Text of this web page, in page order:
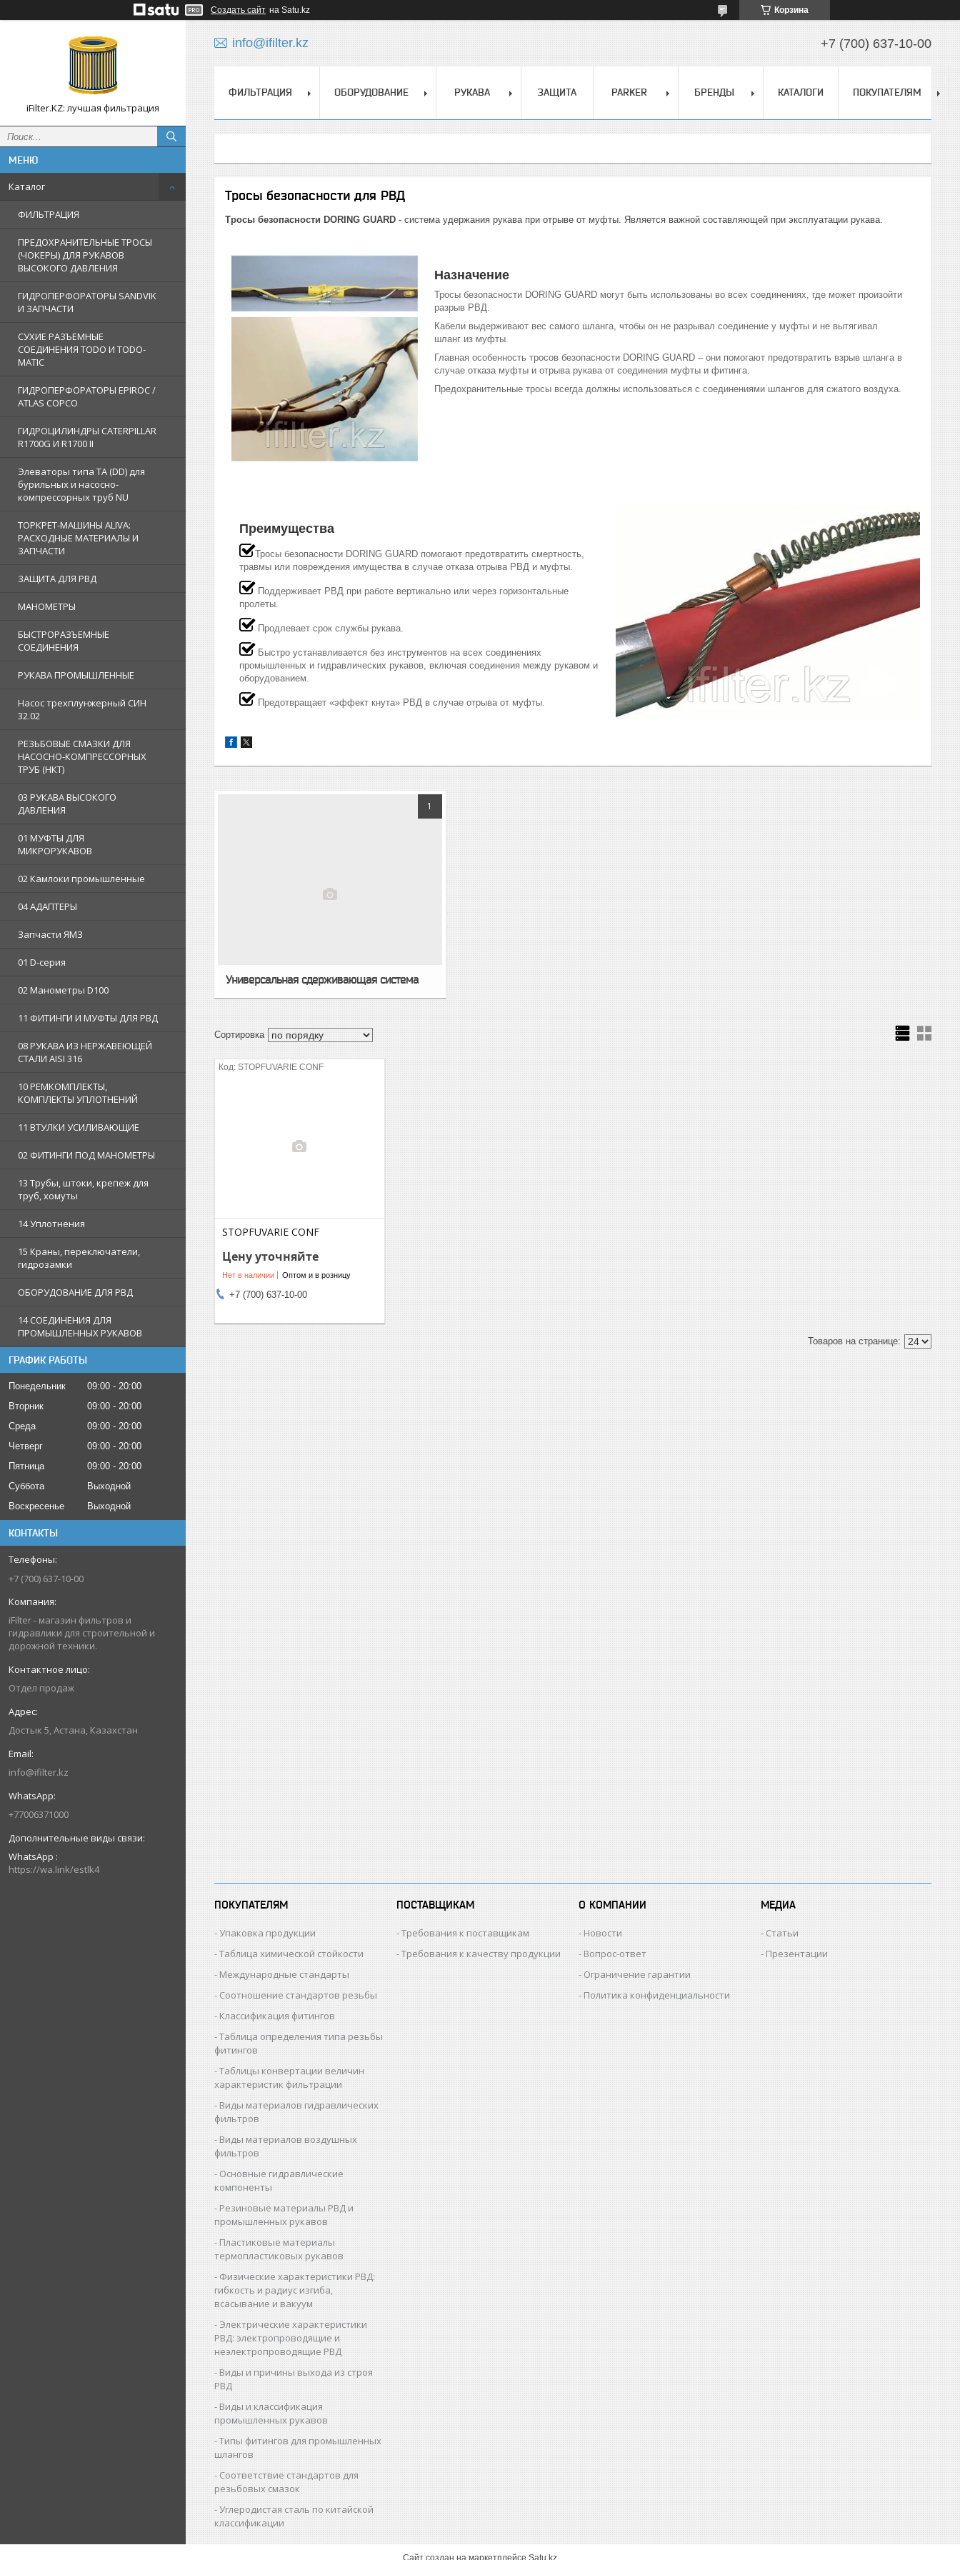
Создать сайт на Satu.kz Корзина
iFilter.KZ: лучшая фильтрация
Каталог
ФИЛЬТРАЦИЯ
ПРЕДОХРАНИТЕЛЬНЫЕ ТРОСЫ
(ЧОКЕРЫ) ДЛЯ РУКАВОВ
ВЫСОКОГО ДАВЛЕНИЯ
ГИДРОПЕРФОРАТОРЫ SANDVIK
И ЗАПЧАСТИ
СУХИЕ РАЗЪЕМНЫЕ
СОЕДИНЕНИЯ TODO И TODO-
MATIC
ГИДРОПЕРФОРАТОРЫ EPIROC /
ATLAS COPCO
ГИДРОЦИЛИНДРЫ CATERPILLAR
R1700G И R1700 II
Элеваторы типа TA (DD) для
бурильных и насосно-
компрессорных труб NU
ТОРКРЕТ-МАШИНЫ ALIVA:
РАСХОДНЫЕ МАТЕРИАЛЫ И
ЗАПЧАСТИ
ЗАЩИТА ДЛЯ РВД
МАНОМЕТРЫ
БЫСТРОРАЗЪЕМНЫЕ
СОЕДИНЕНИЯ
РУКАВА ПРОМЫШЛЕННЫЕ
Насос трехплунжерный СИН
32.02
РЕЗЬБОВЫЕ СМАЗКИ ДЛЯ
НАСОСНО-КОМПРЕССОРНЫХ
ТРУБ (НКТ)
03 РУКАВА ВЫСОКОГО
ДАВЛЕНИЯ
01 МУФТЫ ДЛЯ
МИКРОРУКАВОВ
02 Камлоки промышленные
04 АДАПТЕРЫ
Запчасти ЯМЗ
01 D-серия
02 Манометры D100
11 ФИТИНГИ И МУФТЫ ДЛЯ РВД
08 РУКАВА ИЗ НЕРЖАВЕЮЩЕЙ
СТАЛИ AISI 316
10 РЕМКОМПЛЕКТЫ,
КОМПЛЕКТЫ УПЛОТНЕНИЙ
11 ВТУЛКИ УСИЛИВАЮЩИЕ
02 ФИТИНГИ ПОД МАНОМЕТРЫ
13 Трубы, штоки, крепеж для
труб, хомуты
14 Уплотнения
15 Краны, переключатели,
гидрозамки
ОБОРУДОВАНИЕ ДЛЯ РВД
14 СОЕДИНЕНИЯ ДЛЯ
ПРОМЫШЛЕННЫХ РУКАВОВ
ГРАФИК РАБОТЫ
Понедельник 09:00
20:00
Вторник
09:00
20:00
Среда
09:00
20:00
Четверг
09:00
20:00
Пятница
09:00
20:00
Суббота
Выходной
Воскресенье
Выходной
КОНТАКТЫ
+7 (700) 637-10-00
iFilter - магазин фильтров и
гидравлики для строительной и
дорожной техники.
Отдел продаж
Достык 5, Астана, Казахстан
info@ifilter.kz
+77006371000
WhatsApp
https://wa.link/estlk4
info@ifilter.kz +7 (700) 637-10-00
ФИЛЬТРАЦИЯ ОБОРУДОВАНИЕ РУКАВА ЗАЩИТА PARKER БРЕНДЫ КАТАЛОГИ ПОКУПАТЕЛЯМ
Тросы безопасности для РВД
Тросы безопасности DORING GUARD - система удержания рукава при отрыве от муфты. Является важной составляющей при эксплуатации рукава.
Назначение
Тросы безопасности DORING GUARD могут быть использованы во всех соединениях, где может произойти
разрыв РВД.
Кабели выдерживают вес самого шланга, чтобы он не разрывал соединение у муфты и не вытягивал
шланг из муфты.
Главная особенность тросов безопасности DORING GUARD – они помогают предотвратить взрыв шланга в
случае отказа муфты и отрыва рукава от соединения муфты и фитинга.
Предохранительные тросы всегда должны использоваться с соединениями шлангов для сжатого воздуха.
Преимущества
Тросы безопасности DORING GUARD помогают предотвратить смертность,
травмы или повреждения имущества в случае отказа отрыва РВД и муфты.
Поддерживает РВД при работе вертикально или через горизонтальные
пролеты.
Продлевает срок службы рукава.
Быстро устанавливается без инструментов на всех соединениях
промышленных и гидравлических рукавов, включая соединения между рукавом и
оборудованием.
Предотвращает «эффект кнута» РВД в случае отрыва от муфты.
1
Универсальная сдерживающая система
STOPFUVARIE CONF
STOPFUVARIE CONF
Цену уточняйте
Нет в наличии Оптом и в розницу
+7 (700) 637-10-00
ПОКУПАТЕЛЯМ
Упаковка продукции
Таблица химической стойкости
Международные стандарты
Соотношение стандартов резьбы
Классификация фитингов
Таблица определения типа резьбы
фитингов
Таблицы конвертации величин
характеристик фильтрации
Виды материалов гидравлических
фильтров
Виды материалов воздушных
фильтров
Основные гидравлические
компоненты
Резиновые материалы РВД и
промышленных рукавов
Пластиковые материалы
термопластиковых рукавов
Физические характеристики РВД:
гибкость и радиус изгиба,
всасывание и вакуум
Электрические характеристики
РВД: электропроводящие и
неэлектропроводящие РВД
Виды и причины выхода из строя
РВД
Виды и классификация
промышленных рукавов
Типы фитингов для промышленных
шлангов
Соответствие стандартов для
резьбовых смазок
Углеродистая сталь по китайской
классификации
ПОСТАВЩИКАМ
Требования к поставщикам
Требования к качеству продукции
О КОМПАНИИ
Новости
Вопрос-ответ
Ограничение гарантии
Политика конфиденциальности
МЕДИА
Статьи
Презентации
Сайт создан на маркетплейсе Satu.kz